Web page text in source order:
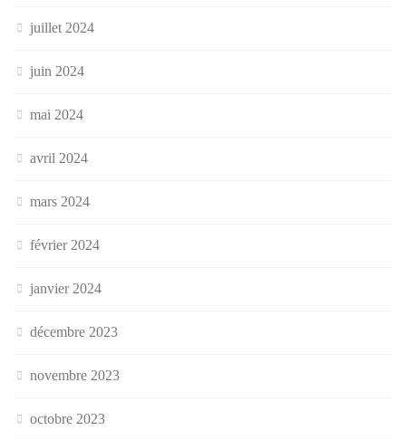
juillet 2024
juin 2024
mai 2024
avril 2024
mars 2024
février 2024
janvier 2024
décembre 2023
novembre 2023
octobre 2023